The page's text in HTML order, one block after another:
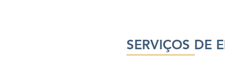
SERVIÇOS DE